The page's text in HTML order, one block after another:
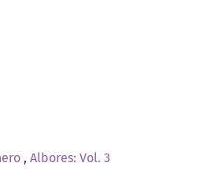
, Albores: Vol. 3